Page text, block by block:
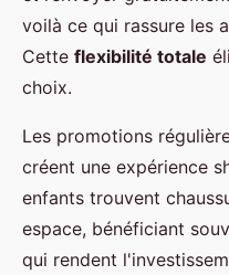
voilà ce qui rassure les
Cette flexibilité totale
choix.
Les promotions
créent une expérience
enfants trouvent
espace, bénéficiant
qui rendent